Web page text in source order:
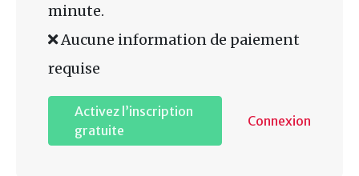
minute.
Aucune information de paiement
requise
Activez l’inscription
gratuite
Connexion